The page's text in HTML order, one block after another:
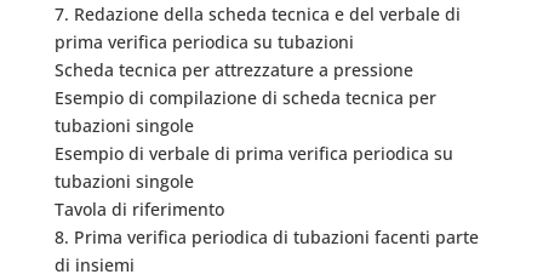
7. Redazione della scheda tecnica e del verbale di
prima verifica periodica su tubazioni
Scheda tecnica per attrezzature a pressione
Esempio di compilazione di scheda tecnica per
tubazioni singole
Esempio di verbale di prima verifica periodica su
tubazioni singole
Tavola di riferimento
8. Prima verifica periodica di tubazioni facenti parte
di insiemi